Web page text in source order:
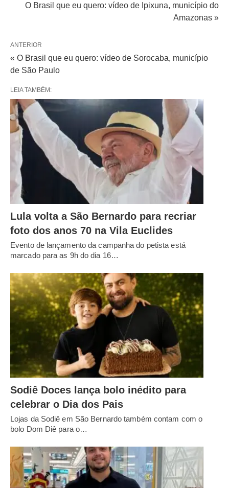
O Brasil que eu quero: vídeo de Ipixuna, município do
Amazonas »
ANTERIOR
« O Brasil que eu quero: vídeo de Sorocaba, município
de São Paulo
LEIA TAMBÉM:
Lula volta a São Bernardo para recriar
foto dos anos 70 na Vila Euclides
Evento de lançamento da campanha do petista está
marcado para as 9h do dia 16…
Sodiê Doces lança bolo inédito para
celebrar o Dia dos Pais
Lojas da Sodiê em São Bernardo também contam com o
bolo Dom Diê para o…